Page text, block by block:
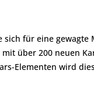
für eine
über 200 neuen
Elementen wird